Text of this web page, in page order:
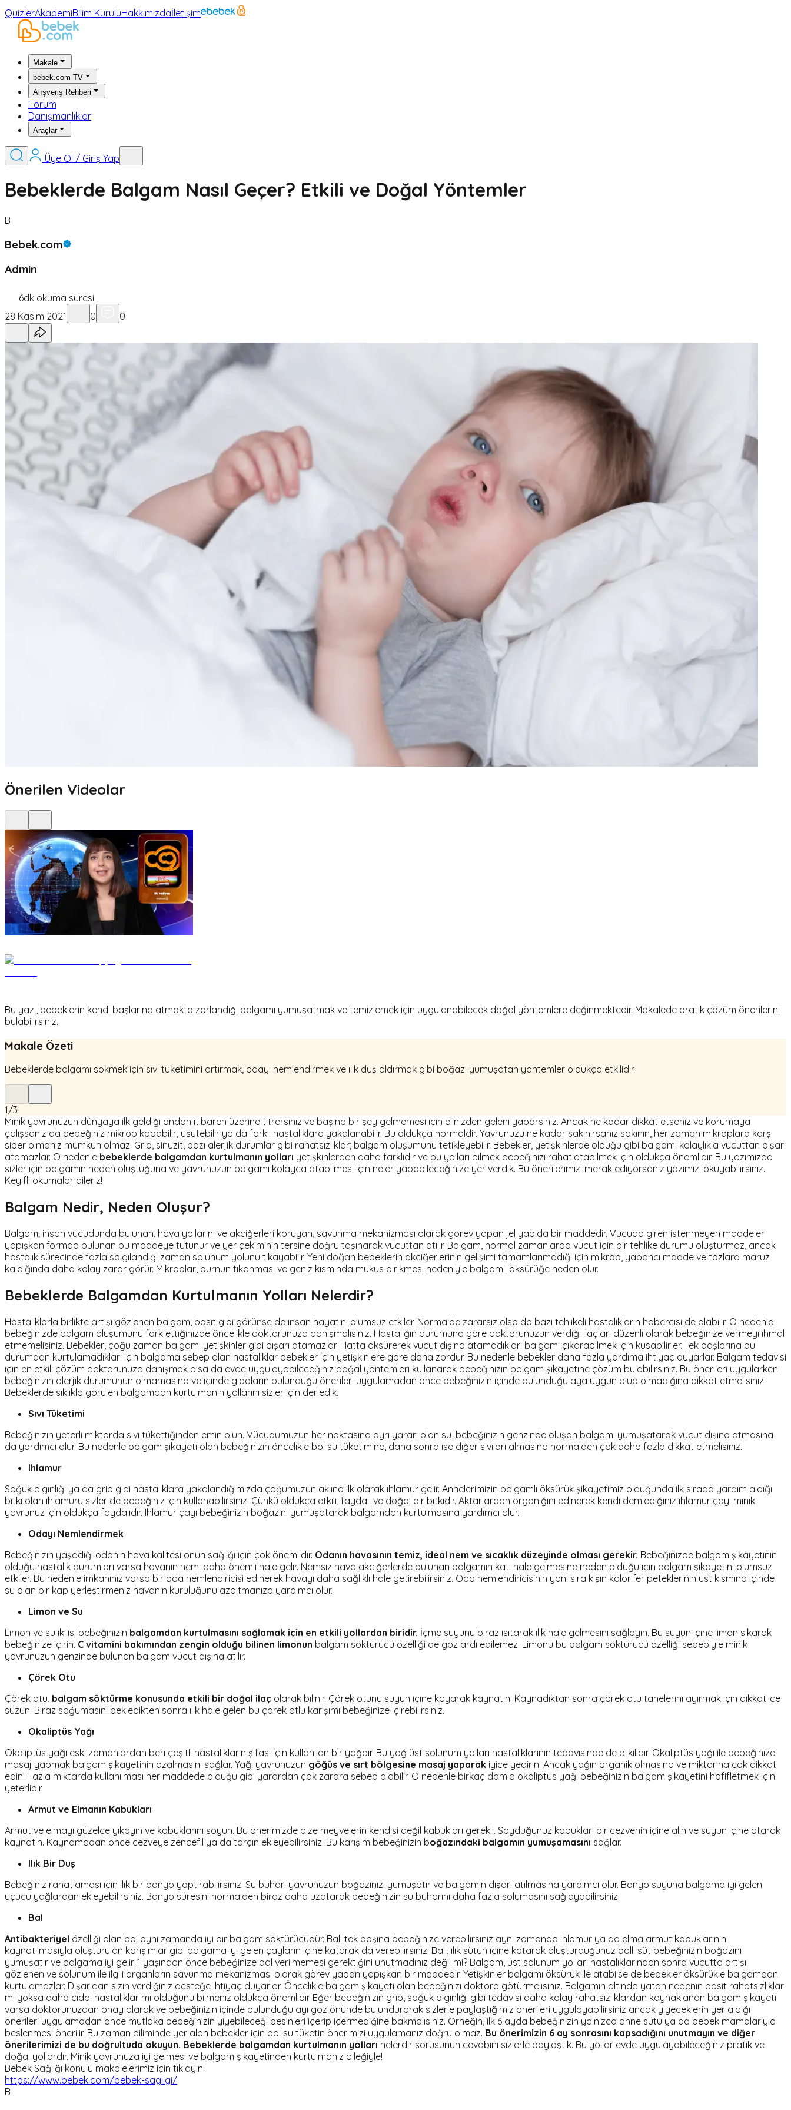
QuizlerAkademiBilim KuruluHakkımızdaİletişim
Makale
bebek.com TV
Alışveriş Rehberi
Forum
Danışmanlıklar
Araçlar
Üye Ol / Giriş Yap
Bebeklerde Balgam Nasıl Geçer? Etkili ve Doğal Yöntemler
B
Bebek.com
Admin
6dk okuma süresi
28 Kasım 2021
0 0
Önerilen Videolar
Bu yazı, bebeklerin kendi başlarına atmakta zorlandığı balgamı yumuşatmak ve temizlemek için uygulanabilecek doğal yöntemlere değinmektedir. Makalede pratik çözüm önerilerini
bulabilirsiniz.
Makale Özeti
Bebeklerde balgamı sökmek için sıvı tüketimini artırmak, odayı nemlendirmek ve ılık duş aldırmak gibi boğazı yumuşatan yöntemler oldukça etkilidir.
1/3
Minik yavrunuzun dünyaya ilk geldiği andan itibaren üzerine titrersiniz ve başına bir şey gelmemesi için elinizden geleni yaparsınız. Ancak ne kadar dikkat etseniz ve korumaya
çalışsanız da bebeğiniz mikrop kapabilir, üşütebilir ya da farklı hastalıklara yakalanabilir. Bu oldukça normaldir. Yavrunuzu ne kadar sakınırsanız sakının, her zaman mikroplara karşı
siper olmanız mümkün olmaz. Grip, sinüzit, bazı alerjik durumlar gibi rahatsızlıklar; balgam oluşumunu tetikleyebilir. Bebekler, yetişkinlerde olduğu gibi balgamı kolaylıkla vücuttan dışarı
atamazlar. O nedenle bebeklerde balgamdan kurtulmanın yolları yetişkinlerden daha farklıdır ve bu yolları bilmek bebeğinizi rahatlatabilmek için oldukça önemlidir. Bu yazımızda
sizler için balgamın neden oluştuğuna ve yavrunuzun balgamı kolayca atabilmesi için neler yapabileceğinize yer verdik. Bu önerilerimizi merak ediyorsanız yazımızı okuyabilirsiniz.
Keyifli okumalar dileriz!
Balgam Nedir, Neden Oluşur?
Balgam; insan vücudunda bulunan, hava yollarını ve akciğerleri koruyan, savunma mekanizması olarak görev yapan jel yapıda bir maddedir. Vücuda giren istenmeyen maddeler
yapışkan formda bulunan bu maddeye tutunur ve yer çekiminin tersine doğru taşınarak vücuttan atılır. Balgam, normal zamanlarda vücut için bir tehlike durumu oluşturmaz, ancak
hastalık sürecinde fazla salgılandığı zaman solunum yolunu tıkayabilir. Yeni doğan bebeklerin akciğerlerinin gelişimi tamamlanmadığı için mikrop, yabancı madde ve tozlara maruz
kaldığında daha kolay zarar görür. Mikroplar, burnun tıkanması ve geniz kısmında mukus birikmesi nedeniyle balgamlı öksürüğe neden olur.
Bebeklerde Balgamdan Kurtulmanın Yolları Nelerdir?
Hastalıklarla birlikte artışı gözlenen balgam, basit gibi görünse de insan hayatını olumsuz etkiler. Normalde zararsız olsa da bazı tehlikeli hastalıkların habercisi de olabilir. O nedenle
bebeğinizde balgam oluşumunu fark ettiğinizde öncelikle doktorunuza danışmalısınız. Hastalığın durumuna göre doktorunuzun verdiği ilaçları düzenli olarak bebeğinize vermeyi ihmal
etmemelisiniz. Bebekler, çoğu zaman balgamı yetişkinler gibi dışarı atamazlar. Hatta öksürerek vücut dışına atamadıkları balgamı çıkarabilmek için kusabilirler. Tek başlarına bu
durumdan kurtulamadıkları için balgama sebep olan hastalıklar bebekler için yetişkinlere göre daha zordur. Bu nedenle bebekler daha fazla yardıma ihtiyaç duyarlar. Balgam tedavisi
için en etkili çözüm doktorunuza danışmak olsa da evde uygulayabileceğiniz doğal yöntemleri kullanarak bebeğinizin balgam şikayetine çözüm bulabilirsiniz. Bu önerileri uygularken
bebeğinizin alerjik durumunun olmamasına ve içinde gıdaların bulunduğu önerileri uygulamadan önce bebeğinizin içinde bulunduğu aya uygun olup olmadığına dikkat etmelisiniz.
Bebeklerde sıklıkla görülen balgamdan kurtulmanın yollarını sizler için derledik.
Sıvı Tüketimi
Bebeğinizin yeterli miktarda sıvı tükettiğinden emin olun. Vücudumuzun her noktasına ayrı yararı olan su, bebeğinizin genzinde oluşan balgamı yumuşatarak vücut dışına atmasına
da yardımcı olur. Bu nedenle balgam şikayeti olan bebeğinizin öncelikle bol su tüketimine, daha sonra ise diğer sıvıları almasına normalden çok daha fazla dikkat etmelisiniz.
Ihlamur
Soğuk algınlığı ya da grip gibi hastalıklara yakalandığımızda çoğumuzun aklına ilk olarak ıhlamur gelir. Annelerimizin balgamlı öksürük şikayetimiz olduğunda ilk sırada yardım aldığı
bitki olan ıhlamuru sizler de bebeğiniz için kullanabilirsiniz. Çünkü oldukça etkili, faydalı ve doğal bir bitkidir. Aktarlardan organiğini edinerek kendi demlediğiniz ıhlamur çayı minik
yavrunuz için oldukça faydalıdır. Ihlamur çayı bebeğinizin boğazını yumuşatarak balgamdan kurtulmasına yardımcı olur.
Odayı Nemlendirmek
Bebeğinizin yaşadığı odanın hava kalitesi onun sağlığı için çok önemlidir. Odanın havasının temiz, ideal nem ve sıcaklık düzeyinde olması gerekir. Bebeğinizde balgam şikayetinin
olduğu hastalık durumları varsa havanın nemi daha önemli hale gelir. Nemsiz hava akciğerlerde bulunan balgamın katı hale gelmesine neden olduğu için balgam şikayetini olumsuz
etkiler. Bu nedenle imkanınız varsa bir oda nemlendiricisi edinerek havayı daha sağlıklı hale getirebilirsiniz. Oda nemlendiricisinin yanı sıra kışın kalorifer peteklerinin üst kısmına içinde
su olan bir kap yerleştirmeniz havanın kuruluğunu azaltmanıza yardımcı olur.
Limon ve Su
Limon ve su ikilisi bebeğinizin balgamdan kurtulmasını sağlamak için en etkili yollardan biridir. İçme suyunu biraz ısıtarak ılık hale gelmesini sağlayın. Bu suyun içine limon sıkarak
bebeğinize içirin. C vitamini bakımından zengin olduğu bilinen limonun balgam söktürücü özelliği de göz ardı edilemez. Limonu bu balgam söktürücü özelliği sebebiyle minik
yavrunuzun genzinde bulunan balgam vücut dışına atılır.
Çörek Otu
Çörek otu, balgam söktürme konusunda etkili bir doğal ilaç olarak bilinir. Çörek otunu suyun içine koyarak kaynatın. Kaynadıktan sonra çörek otu tanelerini ayırmak için dikkatlice
süzün. Biraz soğumasını bekledikten sonra ılık hale gelen bu çörek otlu karışımı bebeğinize içirebilirsiniz.
Okaliptüs Yağı
Okaliptüs yağı eski zamanlardan beri çeşitli hastalıkların şifası için kullanılan bir yağdır. Bu yağ üst solunum yolları hastalıklarının tedavisinde de etkilidir. Okaliptüs yağı ile bebeğinize
masaj yapmak balgam şikayetinin azalmasını sağlar. Yağı yavrunuzun göğüs ve sırt bölgesine masaj yaparak iyice yedirin. Ancak yağın organik olmasına ve miktarına çok dikkat
edin. Fazla miktarda kullanılması her maddede olduğu gibi yarardan çok zarara sebep olabilir. O nedenle birkaç damla okaliptüs yağı bebeğinizin balgam şikayetini hafifletmek için
yeterlidir.
Armut ve Elmanın Kabukları
Armut ve elmayı güzelce yıkayın ve kabuklarını soyun. Bu önerimizde bize meyvelerin kendisi değil kabukları gerekli. Soyduğunuz kabukları bir cezvenin içine alın ve suyun içine atarak
kaynatın. Kaynamadan önce cezveye zencefil ya da tarçın ekleyebilirsiniz. Bu karışım bebeğinizin boğazındaki balgamın yumuşamasını sağlar.
Ilık Bir Duş
Bebeğiniz rahatlaması için ılık bir banyo yaptırabilirsiniz. Su buharı yavrunuzun boğazınızı yumuşatır ve balgamın dışarı atılmasına yardımcı olur. Banyo suyuna balgama iyi gelen
uçucu yağlardan ekleyebilirsiniz. Banyo süresini normalden biraz daha uzatarak bebeğinizin su buharını daha fazla solumasını sağlayabilirsiniz.
Bal
Antibakteriyel özelliği olan bal aynı zamanda iyi bir balgam söktürücüdür. Balı tek başına bebeğinize verebilirsiniz aynı zamanda ıhlamur ya da elma armut kabuklarının
kaynatılmasıyla oluşturulan karışımlar gibi balgama iyi gelen çayların içine katarak da verebilirsiniz. Balı, ılık sütün içine katarak oluşturduğunuz ballı süt bebeğinizin boğazını
yumuşatır ve balgama iyi gelir. 1 yaşından önce bebeğinize bal verilmemesi gerektiğini unutmadınız değil mi? Balgam, üst solunum yolları hastalıklarından sonra vücutta artışı
gözlenen ve solunum ile ilgili organların savunma mekanizması olarak görev yapan yapışkan bir maddedir. Yetişkinler balgamı öksürük ile atabilse de bebekler öksürükle balgamdan
kurtulamazlar. Dışarıdan sizin verdiğiniz desteğe ihtiyaç duyarlar. Öncelikle balgam şikayeti olan bebeğinizi doktora götürmelisiniz. Balgamın altında yatan nedenin basit rahatsızlıklar
mı yoksa daha ciddi hastalıklar mı olduğunu bilmeniz oldukça önemlidir Eğer bebeğinizin grip, soğuk algınlığı gibi tedavisi daha kolay rahatsızlıklardan kaynaklanan balgam şikayeti
varsa doktorunuzdan onay olarak ve bebeğinizin içinde bulunduğu ayı göz önünde bulundurarak sizlerle paylaştığımız önerileri uygulayabilirsiniz ancak yiyeceklerin yer aldığı
önerileri uygulamadan önce mutlaka bebeğinizin yiyebileceği besinleri içerip içermediğine bakmalısınız. Örneğin, ilk 6 ayda bebeğinizin yalnızca anne sütü ya da bebek mamalarıyla
beslenmesi önerilir. Bu zaman diliminde yer alan bebekler için bol su tüketin önerimizi uygulamanız doğru olmaz. Bu önerimizin 6 ay sonrasını kapsadığını unutmayın ve diğer
önerilerimizi de bu doğrultuda okuyun. Bebeklerde balgamdan kurtulmanın yolları nelerdir sorusunun cevabını sizlerle paylaştık. Bu yollar evde uygulayabileceğiniz pratik ve
doğal yollardır. Minik yavrunuza iyi gelmesi ve balgam şikayetinden kurtulmanız dileğiyle!
Bebek Sağlığı konulu makalelerimiz için tıklayın!
https://www.bebek.com/bebek-sagligi/
B